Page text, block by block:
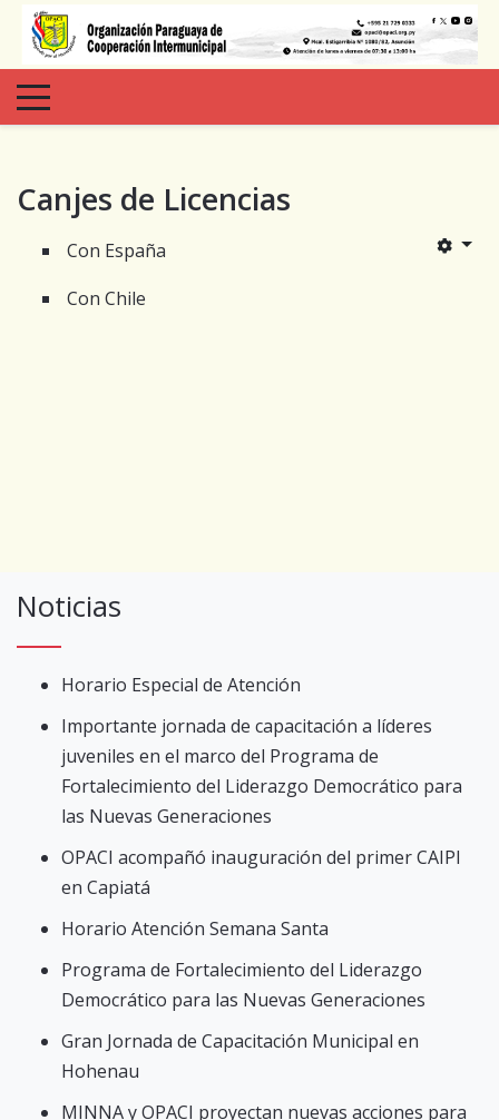
Canjes de Licencias
Con España
Con Chile
Noticias
Horario Especial de Atención
Importante jornada de capacitación a líderes
juveniles en el marco del Programa de
Fortalecimiento del Liderazgo Democrático para
las Nuevas Generaciones
OPACI acompañó inauguración del primer CAIPI
en Capiatá
Horario Atención Semana Santa
Programa de Fortalecimiento del Liderazgo
Democrático para las Nuevas Generaciones
Gran Jornada de Capacitación Municipal en
Hohenau
MINNA y OPACI proyectan nuevas acciones para